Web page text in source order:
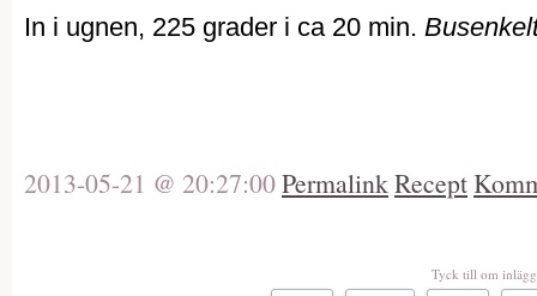
In i ugnen, 225 grader i ca 20 min.
2013-05-21 @ 20:27:00PermalinkRecept
Tyck till om